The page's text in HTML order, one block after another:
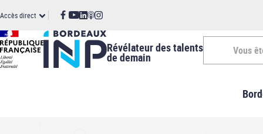
au
contenu
principal
Accès direct
Révélateur des talents
de demain Vous